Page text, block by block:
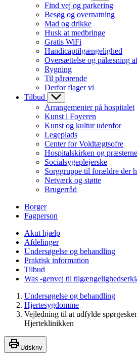
Find vej og parkering
Besøg og overnatning
Mad og drikke
Husk at medbringe
Gratis WiFi
Handicaptilgængelighed
Oversættelse og pålæsning
Rygning
Til pårørende
Derfor flager vi
Tilbud
Arrangementer på hospitalet
Kunst i Foyeren
Kunst og kultur udenfor
Legeplads
Center for Voldtægtsofre
Hospitalskirken og præsterne
Socialsygeplejerske
Sorggruppe til forældre der
Netværk og støtte
Brugerråd
Borger
Fagperson
Akut hjælp
Afdelinger
Undersøgelse og behandling
Praktisk information
Tilbud
Was -genvej til
Undersøgelse og behandling
Hjertesygdomme
Vejledning til at udfylde
Hjerteklinikken
Udskriv